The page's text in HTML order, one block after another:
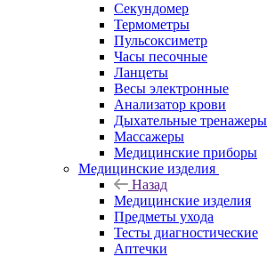
Секундомер
Термометры
Пульсоксиметр
Часы песочные
Ланцеты
Весы электронные
Анализатор крови
Дыхательные тренажеры
Массажеры
Медицинские приборы
Медицинские изделия
Назад
Медицинские изделия
Предметы ухода
Тесты диагностические
Аптечки